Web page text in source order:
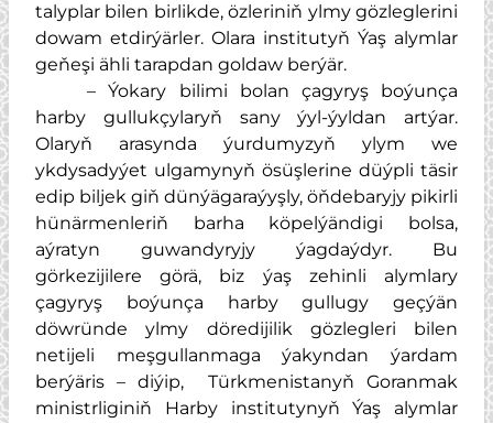
talyplar bilen birlikde, özleriniň ylmy gözleglerini
dowam etdirýärler. Olara institutyň Ýaş alymlar
geňeşi ähli tarapdan goldaw berýär.
– Ýokary bilimi bolan çagyryş boýunça
harby gullukçylaryň sany ýyl-ýyldan artýar.
Olaryň arasynda ýurdumyzyň ylym we
ykdysadyýet ulgamynyň ösüşlerine düýpli täsir
edip biljek giň dünýägaraýyşly, öňdebaryjy pikirli
hünärmenleriň barha köpelýändigi bolsa,
aýratyn guwandyryjy ýagdaýdyr. Bu
görkezijilere görä, biz ýaş zehinli alymlary
çagyryş boýunça harby gullugy geçýän
döwründe ylmy döredijilik gözlegleri bilen
netijeli meşgullanmaga ýakyndan ýardam
berýäris – diýip, Türkmenistanyň Goranmak
ministrliginiň Harby institutynyň Ýaş alymlar